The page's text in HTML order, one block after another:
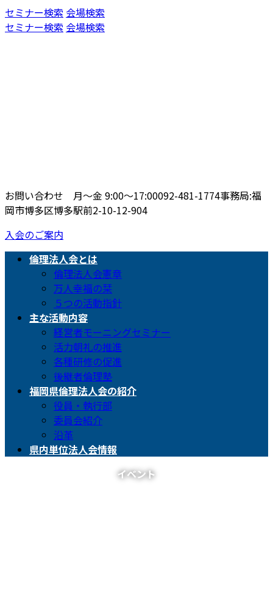
コ
ン
ナ
ビ
セミナー検索 会場検索
セミナー検索 会場検索
お問い合わせ 月〜金 9:00〜17:00092-481-1774事務局:福
岡市博多区博多駅前2-10-12-904
入会のご案内
倫理法人会とは
倫理法人会憲章
万人幸福の栞
５つの活動指針
主な活動内容
経営者モーニングセミナー
活力朝礼の推進
各種研修の促進
後継者倫理塾
福岡県倫理法人会の紹介
役員・執行部
委員会紹介
沿革
県内単位法人会情報
イベント